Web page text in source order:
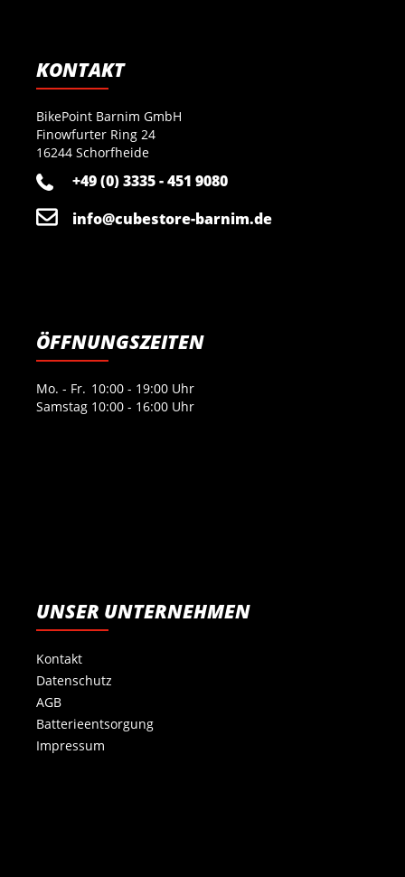
KONTAKT
BikePoint Barnim GmbH
Finowfurter Ring 24
16244 Schorfheide
+49 (0) 3335 - 451 9080
info@cubestore-barnim.de
ÖFFNUNGSZEITEN
Mo. - Fr. 10:00 - 19:00 Uhr
Samstag 10:00 - 16:00 Uhr
UNSER UNTERNEHMEN
Kontakt
Datenschutz
AGB
Batterieentsorgung
Impressum